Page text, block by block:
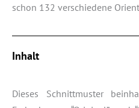
schon 132 verschiedene
Inhalt
Dieses Schnittmuster